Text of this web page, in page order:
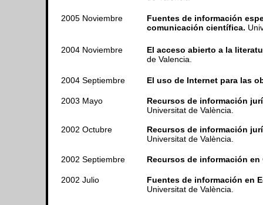
2005 Noviembre
Fuentes de información
comunicación científica.
2004 Noviembre
El acceso abierto a la
de Valencia.
2004 Septiembre El uso de Internet para las
2003 Mayo
Recursos de información
Universitat de València.
2002 Octubre
Recursos de información
Universitat de València.
2002 Septiembre Recursos de información en
2002 Julio
Fuentes de información en
Universitat de València.